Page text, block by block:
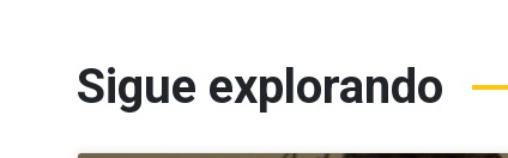
Sigue explorando